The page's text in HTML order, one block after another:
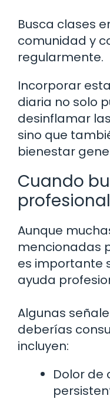
Busca clases
comunidad y
regularmente.
Incorporar
diaria no solo
desinflamar
sino que
bienestar
Cuando
profesional
Aunque
mencionadas
es importante
ayuda
Algunas
deberías
incluyen:
Dolor de